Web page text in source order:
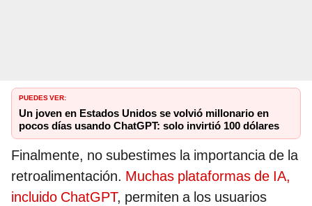
PUEDES VER:
Un joven en Estados Unidos se volvió millonario en
pocos días usando ChatGPT: solo invirtió 100 dólares
Finalmente, no subestimes la importancia de la
retroalimentación. Muchas plataformas de IA,
incluido ChatGPT, permiten a los usuarios